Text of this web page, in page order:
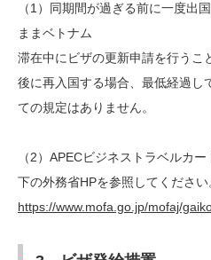
（1）同期間が過ぎる前に一度出
ままベトナム
滞在中にビザの更新申請を行うこ
後に再入国する場合、最低経過し
ての規定はありません。
（2）APECビジネストラベルカ
下の外務省HPを参照してください
https://www.mofa.go.jp/mofaj/